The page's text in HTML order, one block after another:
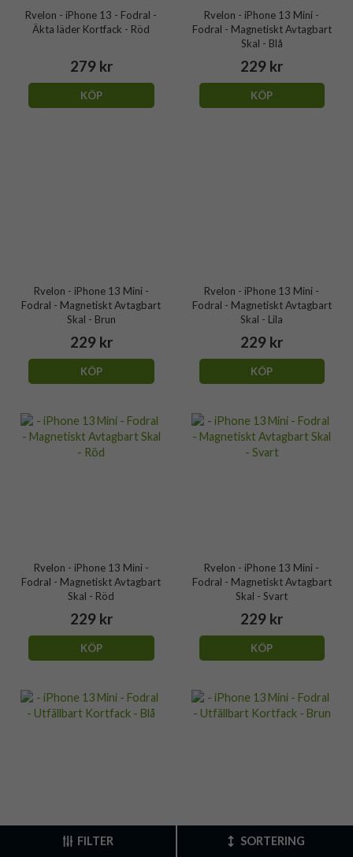
Rvelon - iPhone 13 - Fodral -
Äkta läder Kortfack - Röd
279 kr
KÖP
Rvelon - iPhone 13 Mini -
Fodral - Magnetiskt Avtagbart
Skal - Blå
229 kr
KÖP
Rvelon - iPhone 13 Mini -
Fodral - Magnetiskt Avtagbart
Skal - Brun
229 kr
KÖP
Rvelon - iPhone 13 Mini -
Fodral - Magnetiskt Avtagbart
Skal - Lila
229 kr
KÖP
Rvelon - iPhone 13 Mini -
Fodral - Magnetiskt Avtagbart
Skal - Röd
229 kr
KÖP
Rvelon - iPhone 13 Mini -
Fodral - Magnetiskt Avtagbart
Skal - Svart
229 kr
KÖP
Rvelon - iPhone 13 Mini -
Rvelon - iPhone 13 Mini -
FILTER SORTERING